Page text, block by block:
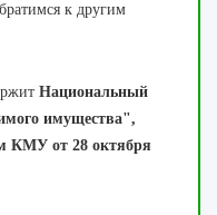
к другим
Национальный
имущества",
КМУ от 28 октября